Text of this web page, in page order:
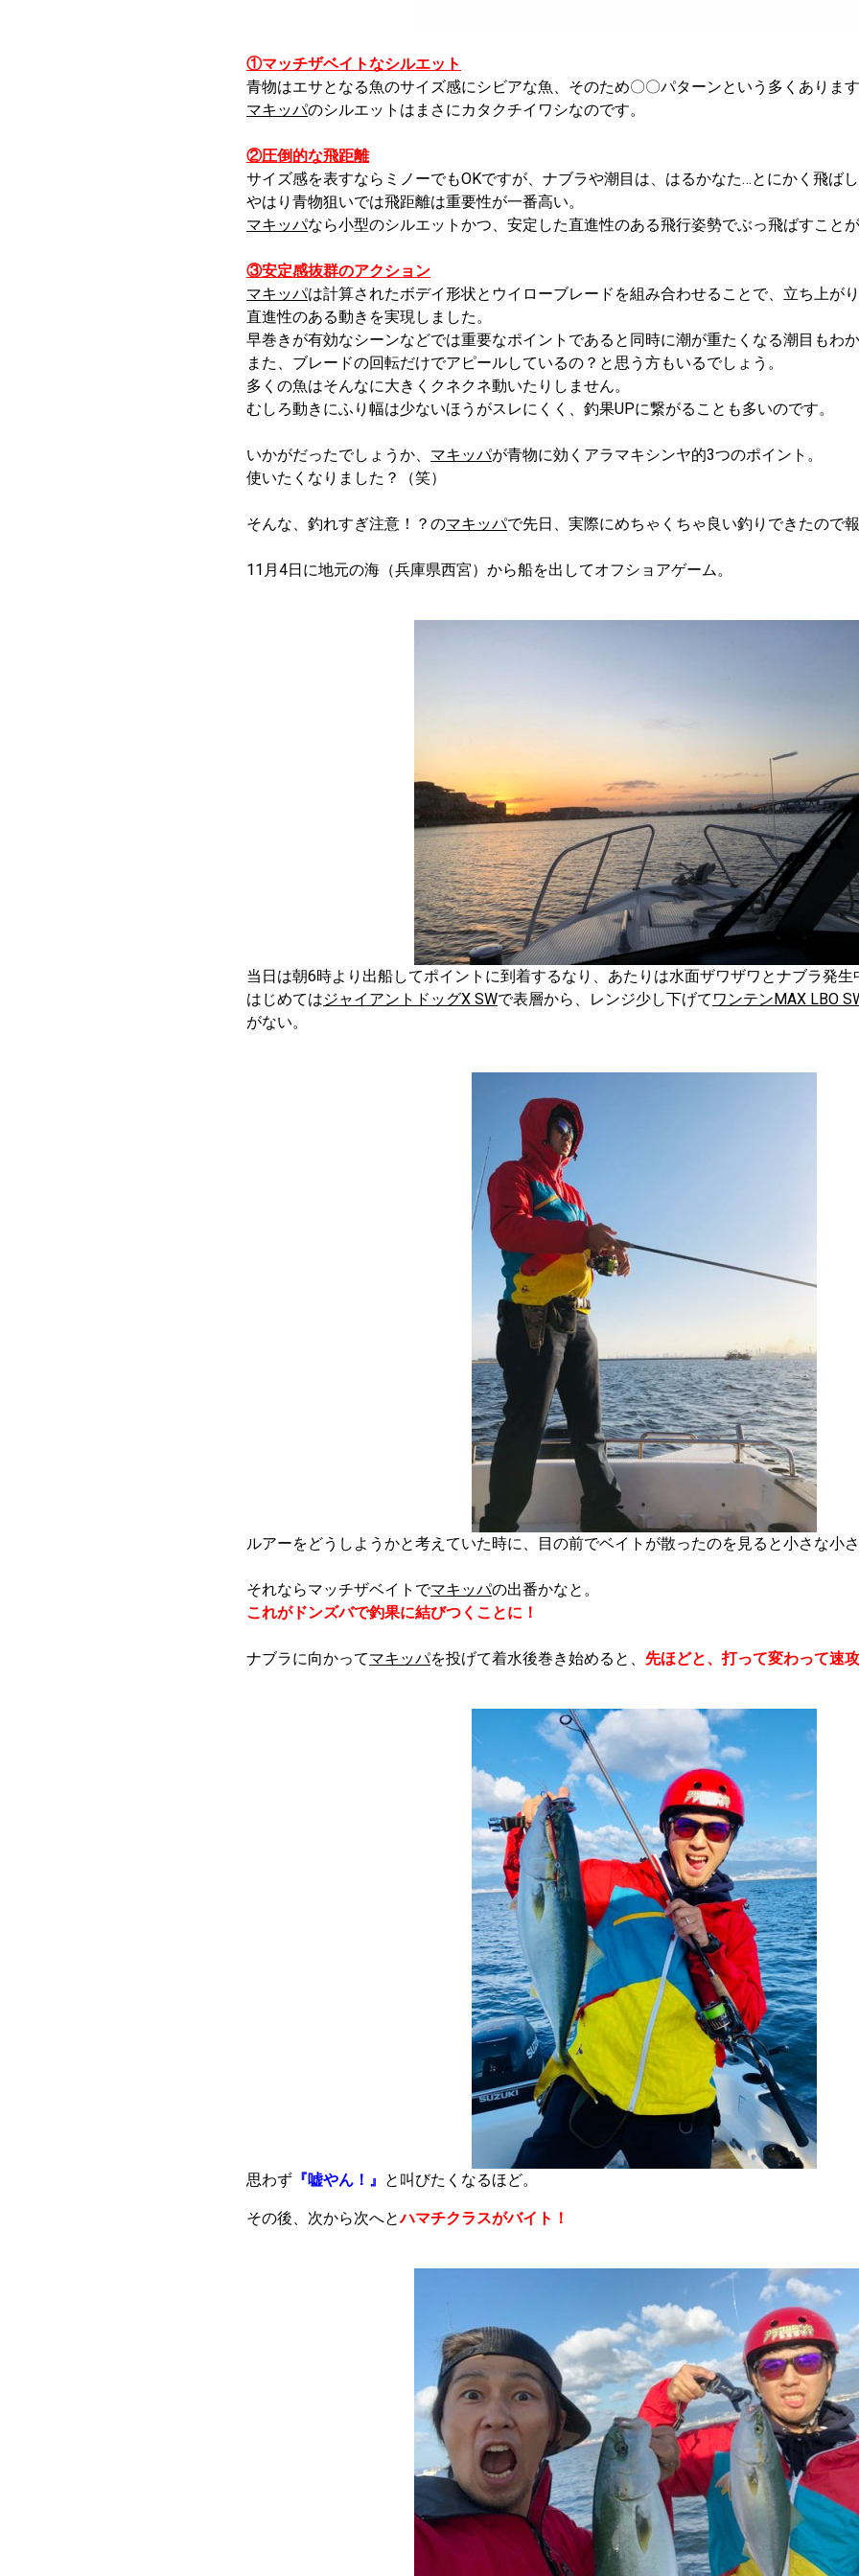
①マッチザベイトなシルエット
青物はエサとなる魚のサイズ感にシビアな魚、そのため〇〇パターンという多くあります
マキッパのシルエットはまさにカタクチイワシなのです。
②圧倒的な飛距離
サイズ感を表すならミノーでもOKですが、ナブラや潮目は、はるかなた…とにかく飛ばし
やはり青物狙いでは飛距離は重要性が一番高い。
マキッパなら小型のシルエットかつ、安定した直進性のある飛行姿勢でぶっ飛ばすことが
③安定感抜群のアクション
マキッパは計算されたボデイ形状とウイローブレードを組み合わせることで、立ち上が
直進性のある動きを実現しました。
早巻きが有効なシーンなどでは重要なポイントであると同時に潮が重たくなる潮目もわか
また、ブレードの回転だけでアピールしているの？と思う方もいるでしょう。
多くの魚はそんなに大きくクネクネ動いたりしません。
むしろ動きにふり幅は少ないほうがスレにくく、釣果UPに繋がることも多いのです。
いかがだったでしょうか、 マキッパが青物に効くアラマキシンヤ的3つのポイント。
使いたくなりました？（笑）
そんな、釣れすぎ注意！？のマキッパで先日、実際にめちゃくちゃ良い釣りできたので報
11月4日に地元の海（兵庫県西宮）から船を出してオフショアゲーム。
当日は朝6時より出船してポイントに到着するなり、あたりは水面ザワザワとナブラ発生
はじめてはジャイアントドッグX SWで表層から、レンジ少し下げて ワンテンMAX LBO
がない。
ルアーをどうしようかと考えていた時に、目の前でベイトが散ったのを見ると小さな小さ
それならマッチザベイトでマキッパの出番かなと。
これがドンズバで釣果に結びつくことに！
ナブラに向かってマキッパを投げて着水後巻き始めると、 先ほどと、打って変わって速
思わず 『嘘やん！』 と叫びたくなるほど。
その後、次から次へとハマチクラスがバイト！